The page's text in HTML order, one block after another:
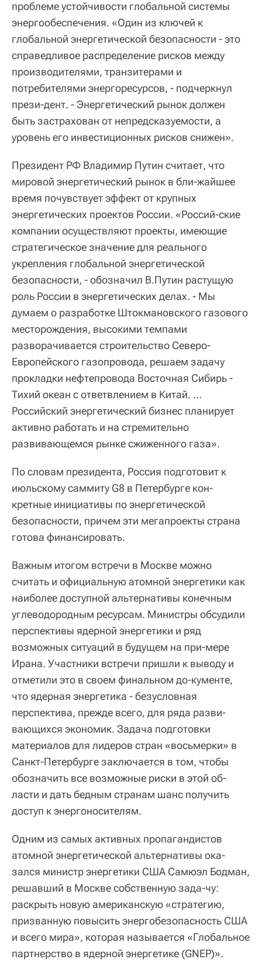
проблеме устойчивости глобальной системы
энергообеспечения. «Один из ключей к
глобальной энергетической безопасности - это
справедливое распределение рисков между
производителями, транзитерами и
потребителями энергоресурсов, - подчеркнул
прези-дент. - Энергетический рынок должен
быть застрахован от непредсказуемости, а
уровень его инвестиционных рисков снижен».
Президент РФ Владимир Путин считает, что
мировой энергетический рынок в бли-жайшее
время почувствует эффект от крупных
энергетических проектов России. «Россий-ские
компании осуществляют проекты, имеющие
стратегическое значение для реального
укрепления глобальной энергетической
безопасности, - обозначил В.Путин растущую
роль России в энергетических делах. - Мы
думаем о разработке Штокмановского газового
месторождения, высокими темпами
разворачивается строительство Северо-
Европейского газопровода, решаем задачу
прокладки нефтепровода Восточная Сибирь -
Тихий океан с ответвлением в Китай. …
Российский энергетический бизнес планирует
активно работать и на стремительно
развивающемся рынке сжиженного газа».
По словам президента, Россия подготовит к
июльскому саммиту G8 в Петербурге кон-
кретные инициативы по энергетической
безопасности, причем эти мегапроекты страна
готова финансировать.
Важным итогом встречи в Москве можно
считать и официальную атомной энергетики как
наиболее доступной альтернативы конечным
углеводородным ресурсам. Министры обсудили
перспективы ядерной энергетики и ряд
возможных ситуаций в будущем на при-мере
Ирана. Участники встречи пришли к выводу и
отметили это в своем финальном до-кументе,
что ядерная энергетика - безусловная
перспектива, прежде всего, для ряда разви-
вающихся экономик. Задача подготовки
материалов для лидеров стран «восьмерки» в
Санкт-Петербурге заключается в том, чтобы
обозначить все возможные риски в этой об-
ласти и дать бедным странам шанс получить
доступ к энергоносителям.
Одним из самых активных пропагандистов
атомной энергетической альтернативы ока-
зался министр энергетики США Самюэл Бодман,
решавший в Москве собственную зада-чу:
раскрыть новую американскую «стратегию,
призванную повысить энергобезопасность США
и всего мира», которая называется «Глобальное
партнерство в ядерной энергетике (GNEP)».